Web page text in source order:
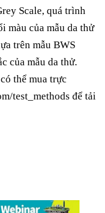
Scale, quá trình
màu của mẫu da thử
trên mẫu BWS
của mẫu da thử.
thể mua trực
test_methods để tải